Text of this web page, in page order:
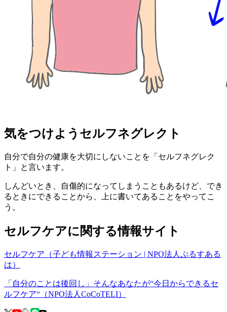
気をつけようセルフネグレクト
自分で自分の健康を大切にしないことを「セルフネグレク
ト」と言います。
しんどいとき、自傷的になってしまうこともあるけど、でき
るときにできることから、上に書いてあることをやってこ
う。
セルフケアに関する情報サイト
セルフケア（子ども情報ステーション | NPO法人ぷるすある
は）
「自分のことは後回し」そんなあなたが“今日からできるセ
ルフケア“（NPO法人CoCoTELI）